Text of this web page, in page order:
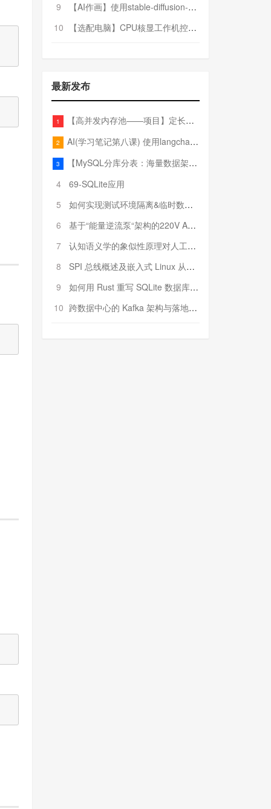
9
【AI作画】使用stable-diffusion-webui搭建AI作画平台
10
【选配电脑】CPU核显工作机控制预算5000
最新发布
1 【高并发内存池——项目】定长内存池——开胃小菜
2 AI(学习笔记第八课) 使用langchain的embedding models
3
【MySQL分库分表：海量数据架构的终极解决方案】
4
69-SQLite应用
5
如何实现测试环境隔离&临时数据库（pytest+SQLite）
6
基于“能量逆流泵“架构的220V AC至20V DC 300W高效电源设计
7
认知语义学的象似性原理对人工智能自然语言处理深层语义分析的影响与启示
8
SPI 总线概述及嵌入式 Linux 从属 SPI 设备驱动程序开发（第二部分，实践）
9
如何用 Rust 重写 SQLite 数据库（二）:是否有市场空间？
10 跨数据中心的 Kafka 架构与落地实战